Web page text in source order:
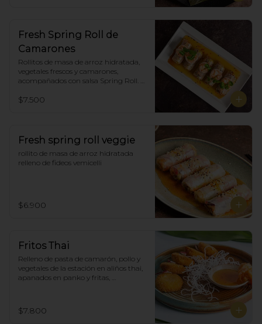
Fresh Spring Roll de
Camarones
Rollitos de masa de arroz hidratada,
vegetales frescos y camarones,
acompañados con salsa Spring Roll.
$7.500
Fresh spring roll veggie
rollito de masa de arroz hidratada
relleno de fideos vemicelli
$6.900
Fritos Thai
Relleno de pasta de camarón, pollo y
vegetales de la estación en aliños thai,
apanados en panko y fritas,
$7.800